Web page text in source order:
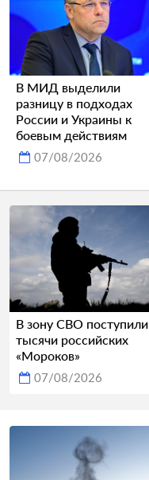
В МИД выделили
разницу в подходах
России и Украины к
боевым действиям
07/08/2026
В зону СВО поступили
тысячи российских
«Мороков»
07/08/2026